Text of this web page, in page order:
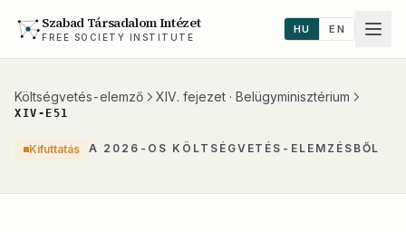
Szabad Társadalom Intézet
FREE SOCIETY INSTITUTE
HU EN
Költségvetés-elemző XIV. fejezet · Belügyminisztérium
XIV-E51
Kifuttatás A 2026-OS KÖLTSÉGVETÉS-ELEMZÉSBŐL